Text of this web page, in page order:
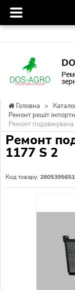
Головна >
Ремонт решіт
Ремонт
Ремонт
1177 S 2
Код товару: 2805395651